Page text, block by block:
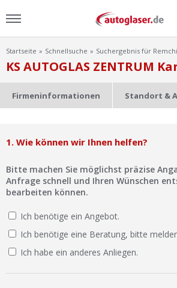
Menu
Home
Ratgeber
Scheibensuche
FAQ
Lexikon
Ist Ihre Werkstatt schon
Startseite Schnellsuche Suchergebnis für
KS AUTOGLAS ZENTRUM
Firmeninformationen Standort &
1. Wie können wir Ihnen helfen?
Bitte machen Sie möglichst präzise
Anfrage schnell und Ihren Wünschen
bearbeiten können.
Ich benötige ein Angebot.
Ich benötige eine Beratung, bitte
Ich habe ein anderes Anliegen.